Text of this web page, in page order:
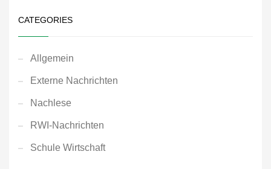
CATEGORIES
Allgemein
Externe Nachrichten
Nachlese
RWI-Nachrichten
Schule Wirtschaft